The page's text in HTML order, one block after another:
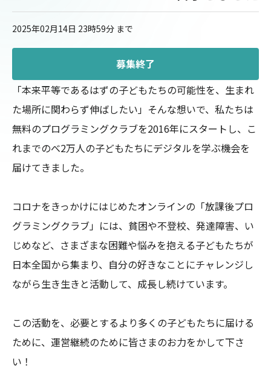
2025年02月14日 23時59分 まで
募集終了
「本来平等であるはずの子どもたちの可能性を、生まれ
た場所に関わらず伸ばしたい」そんな想いで、私たちは
無料のプログラミングクラブを2016年にスタートし、こ
れまでのべ2万人の子どもたちにデジタルを学ぶ機会を
届けてきました。
コロナをきっかけにはじめたオンラインの「放課後プロ
グラミングクラブ」には、貧困や不登校、発達障害、い
じめなど、さまざまな困難や悩みを抱える子どもたちが
日本全国から集まり、自分の好きなことにチャレンジし
ながら生き生きと活動して、成長し続けています。
この活動を、必要とするより多くの子どもたちに届ける
ために、運営継続のために皆さまのお力をかして下さ
い！